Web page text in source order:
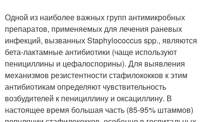
Одной из наиболее важных групп антимикробных
препаратов, применяемых для лечения раневых
инфекций, вызванных Staphylococcus spp., являются
бета-лактамные антибиотики (чаще используют
пенициллины и цефалоспорины). Для выявления
механизмов резистентности стафилококков к этим
антибиотикам определяют чувствительность
возбудителей к пенициллину и оксациллину. В
настоящее время большая часть (85-95% штаммов)